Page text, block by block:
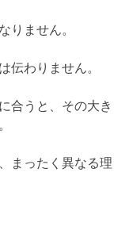
りません。
伝わりません。
合うと、その大き
まったく異なる理